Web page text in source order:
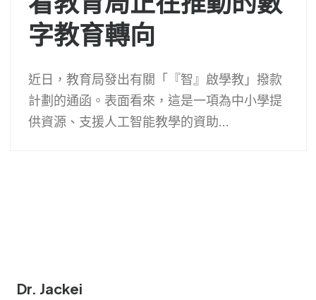
字教育轉向
近日，教育局發出有關「『智』啟學教」撥款
計劃的通函。表面看來，這是一項為中小學提
供資源、支援人工智能教學的資助...
Dr. Jackei